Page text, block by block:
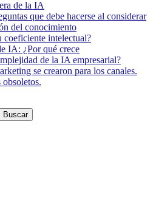
de la IA
que debe hacerse al considerar
del conocimiento
coeficiente intelectual?
IA: ¿Por qué crece
de la IA empresarial?
se crearon para los canales.
Buscar